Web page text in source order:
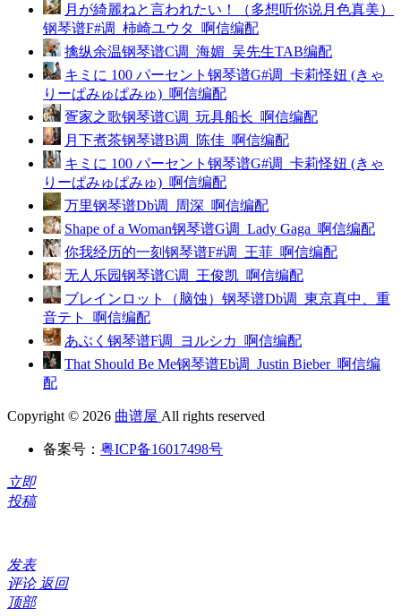
月が綺麗ねと言われたい！（多想听你说月色真美）
钢琴谱F#调_柿崎ユウタ_啊信编配
擒纵余温钢琴谱C调_海媚_吴先生TAB编配
キミに 100 パーセント钢琴谱G#调_卡莉怪妞 (きゃ
りーぱみゅぱみゅ)_啊信编配
疍家之歌钢琴谱C调_玩具船长_啊信编配
月下煮茶钢琴谱B调_陈佳_啊信编配
キミに 100 パーセント钢琴谱G#调_卡莉怪妞 (きゃ
りーぱみゅぱみゅ)_啊信编配
万里钢琴谱Db调_周深_啊信编配
Shape of a Woman钢琴谱G调_Lady Gaga_啊信编配
你我经历的一刻钢琴谱F#调_王菲_啊信编配
无人乐园钢琴谱C调_王俊凯_啊信编配
ブレインロット（脑蚀）钢琴谱Db调_東京真中、重
音テト_啊信编配
あぶく钢琴谱F调_ヨルシカ_啊信编配
That Should Be Me钢琴谱Eb调_Justin Bieber_啊信编
配
Copyright © 2026 曲谱屋 All rights reserved
备案号： 粤ICP备16017498号
立即
投稿
发表
评论 返回
顶部